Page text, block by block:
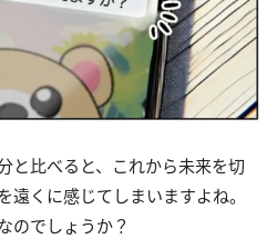
と比べると、これから未来を切
遠くに感じてしまいますよね。
のでしょうか？